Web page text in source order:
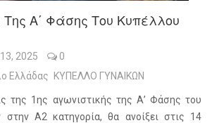
Α΄ Φάσης Του Κυπέλλου
2025
0
Ελλάδας ΚΥΠΕΛΛΟ ΓΥΝΑΙΚΩΝ
της 1ης αγωνιστικής της Α’ Φάσης του
στην Α2 κατηγορία, θα ανοίξει στις 14